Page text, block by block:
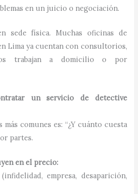
en un juicio o negociación.
sede física. Muchas oficinas de
Lima ya cuentan con consultorios,
trabajan a domicilio o por
un servicio de detective
comunes es: “¿Y cuánto cuesta
partes.
en el precio:
empresa, desaparición,